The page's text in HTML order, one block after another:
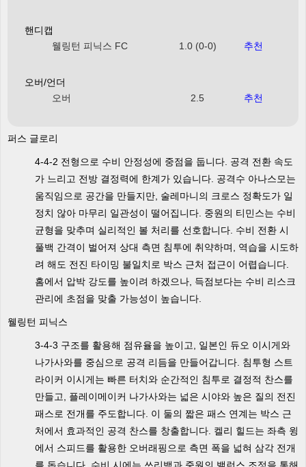
핸디캡
웰링턴 피닉스 FC
1.0 (0-0) 추천
오버/언더
오버
2.5 추천
퍼스 글로리
4-4-2 전형으로 수비 안정성에 중점을 둡니다. 공격 전환 속도
가 느리고 전방 결정력에 한계가 있습니다. 공격수 아나스모는
움직임으로 공간을 만들지만, 술레마니의 크로스 정확도가 일
정치 않아 마무리 일관성이 떨어집니다. 중원의 티민스는 수비
균형을 맞추며 실리적인 볼 처리를 선호합니다. 수비 전환 시
풀백 간격이 벌어져 상대 측면 침투에 취약하며, 역습을 시도하
려 해도 전진 타이밍 불일치로 박스 근처 접근이 어렵습니다.
홈에서 압박 강도를 높이려 하겠으나, 득점보다는 수비 리스크
관리에 초점을 맞출 가능성이 높습니다.
웰링턴 피닉스
3-4-3 구조를 활용해 점유율을 높이고, 일본인 듀오 이시게와
나가사와를 중심으로 공격 리듬을 만들어갑니다. 침투형 스트
라이커 이시게는 빠른 터치와 순간적인 침투로 결정적 찬스를
만들고, 플레이메이커 나가사와는 넓은 시야와 높은 질의 전진
패스로 전개를 주도합니다. 이 둘의 짧은 패스 연계는 박스 근
처에서 효과적인 공격 찬스를 창출합니다. 켈리 힐드는 좌측 윙
에서 스피드를 활용한 오버래핑으로 측면 폭을 넓혀 삼각 전개